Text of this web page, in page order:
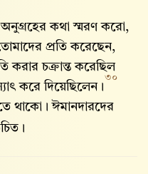
কথা স্মরণ করো,
প্রতি করেছেন,
করার চক্রান্ত করেছিল
করে দিয়েছিলেন।
৩০
থাকো। ঈমানদারদের